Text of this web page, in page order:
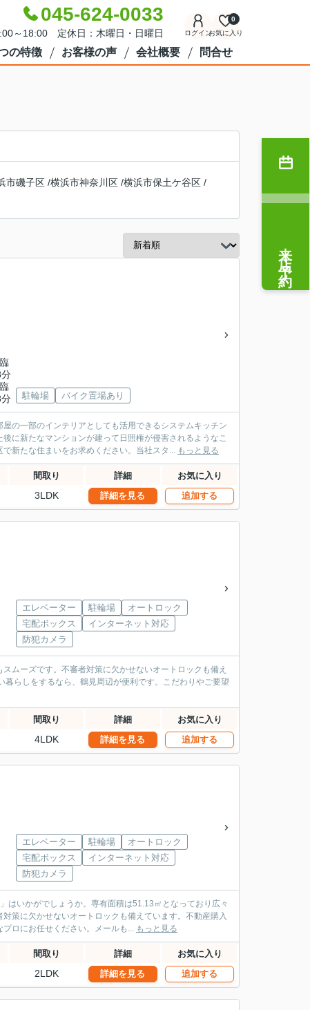
045-624-0033
～18:00 定休日：木曜日・日曜日 ログインお気に入り
0
の特徴 お客様の声 会社概要 問合せ
市磯子区 /横浜市神奈川区 /横浜市保土ケ谷区 /
駐輪場 バイク置場あり
の一部のインテリアとしても活用できるシステムキッチン
に新たなマンションが建って日照権が侵害されるようなこ
新たな住まいをお求めください。当社スタ... もっと見る
間取り 詳細 お気に入り
3LDK 詳細を見る 追加する
エレベーター 駐輪場
オートロック
宅配ボックス
インターネット対応
防犯カメラ
ムーズです。不審者対策に欠かせないオートロックも備え
らしをするなら、鶴見周辺が便利です。こだわりやご要望
間取り 詳細 お気に入り
4LDK 詳細を見る 追加する
エレベーター 駐輪場
オートロック
宅配ボックス
インターネット対応
防犯カメラ
はいかがでしょうか。専有面積は51.13㎡となっており広々
策に欠かせないオートロックも備えています。不動産購入
ロにお任せください。メールも... もっと見る
間取り 詳細 お気に入り
2LDK 詳細を見る 追加する
来店予約